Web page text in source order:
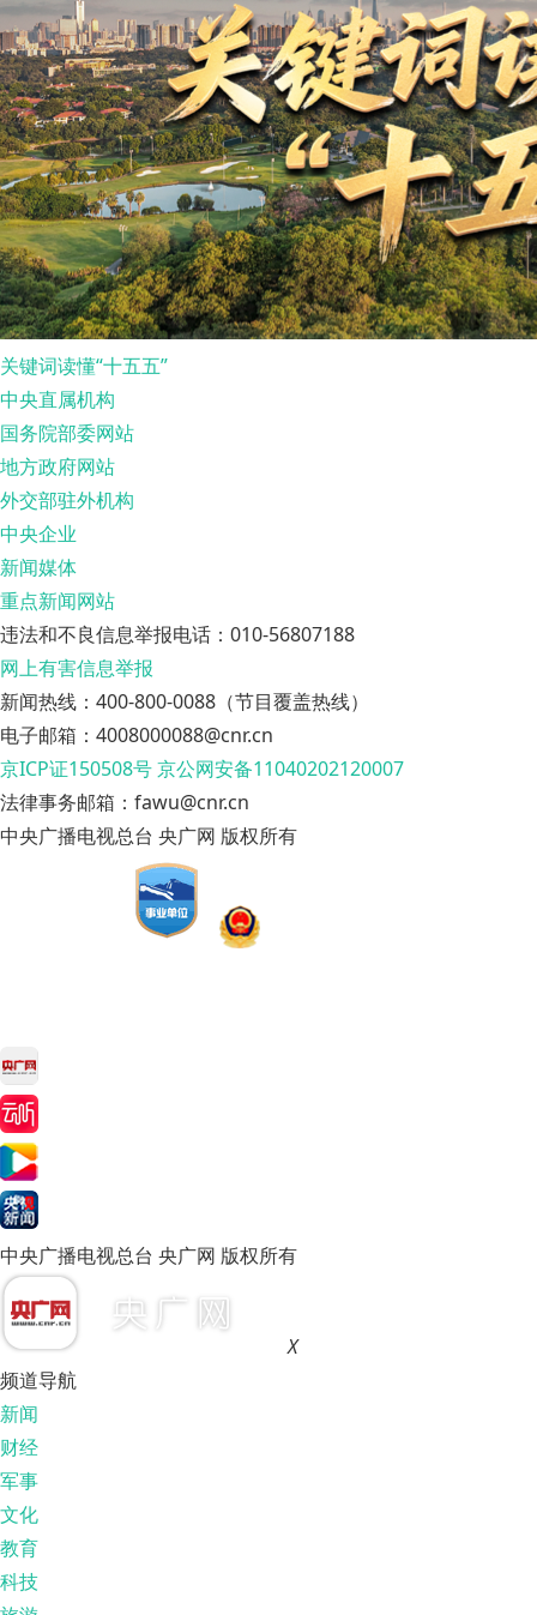
关键词读懂“十五五”
中央直属机构
国务院部委网站
地方政府网站
外交部驻外机构
中央企业
新闻媒体
重点新闻网站
违法和不良信息举报电话：010-56807188
网上有害信息举报
新闻热线：400-800-0088（节目覆盖热线）
电子邮箱：4008000088@cnr.cn
京ICP证150508号京公网安备11040202120007
法律事务邮箱：fawu@cnr.cn
中央广播电视总台 央广网 版权所有
中央广播电视总台 央广网 版权所有
X
频道导航
新闻
财经
军事
文化
教育
科技